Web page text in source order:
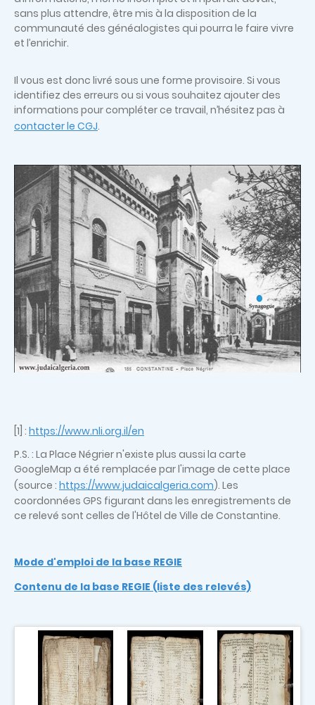
sans plus attendre, être mis à la disposition de la
communauté des généalogistes qui pourra le faire vivre
et l’enrichir.
Il vous est donc livré sous une forme provisoire. Si vous
identifiez des erreurs ou si vous souhaitez ajouter des
informations pour compléter ce travail, n’hésitez pas à
contacter le CGJ.
[1] : https://www.nli.org.il/en
P.S. : La Place Négrier n'existe plus aussi la carte
GoogleMap a été remplacée par l'image de cette place
(source : https://www.judaicalgeria.com). Les
coordonnées GPS figurant dans les enregistrements de
ce relevé sont celles de l'Hôtel de Ville de Constantine.
Mode d'emploi de la base REGIE
Contenu de la base REGIE (liste des relevés)